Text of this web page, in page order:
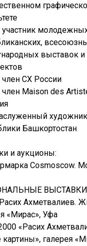
участник
выставок и
СХ России
Maison des
художник
Башкортостан
и аукционы:
Cosmoscow.
ВЫСТАВКИ
Ахметвалиев.
«Мирас», Уфа
«Расих
галерея